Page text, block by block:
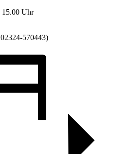
15.00 Uhr
570443)